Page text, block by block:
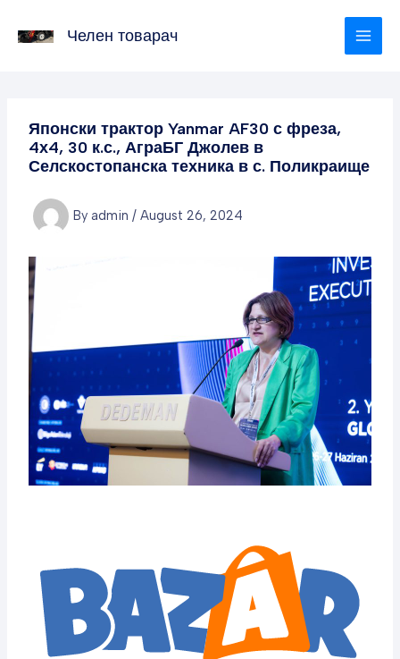
Челен товарач
Японски трактор Yanmar AF30 с фреза,
4х4, 30 к.с., АграБГ Джолев в
Селскостопанска техника в с. Поликраище
By admin / August 26, 2024